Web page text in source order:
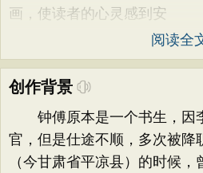
画，使读者的心灵感到安
阅读全
创作背景
钟傅原本是一个书生，因
官，但是仕途不顺，多次被降
（今甘肃省平凉县）的时候，